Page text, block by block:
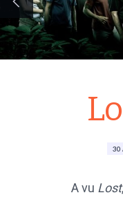
30
A vu Lost,